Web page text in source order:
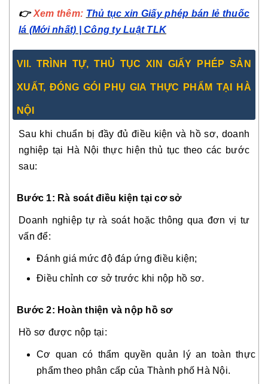
👉Xem thêm: Thủ tục xin Giấy phép bán lẻ thuốc
lá (Mới nhất) | Công ty Luật TLK
VII. TRÌNH TỰ, THỦ TỤC XIN GIẤY PHÉP SẢN
XUẤT, ĐÓNG GÓI PHỤ GIA THỰC PHẨM TẠI HÀ
NỘI
Sau khi chuẩn bị đầy đủ điều kiện và hồ sơ, doanh
nghiệp tại Hà Nội thực hiện thủ tục theo các bước
sau:
Bước 1: Rà soát điều kiện tại cơ sở
Doanh nghiệp tự rà soát hoặc thông qua đơn vị tư
vấn để:
Đánh giá mức độ đáp ứng điều kiện;
Điều chỉnh cơ sở trước khi nộp hồ sơ.
Bước 2: Hoàn thiện và nộp hồ sơ
Hồ sơ được nộp tại:
Cơ quan có thẩm quyền quản lý an toàn thực
phẩm theo phân cấp của Thành phố Hà Nội.